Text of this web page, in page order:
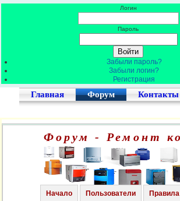
Логин
Пароль
Забыли пароль?
Забыли логин?
Регистрация
Главная Форум Контакты
Форум - Ремонт
Начало Пользователи Правила